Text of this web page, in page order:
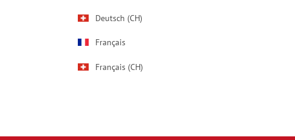
Deutsch (CH)
Français
Français (CH)